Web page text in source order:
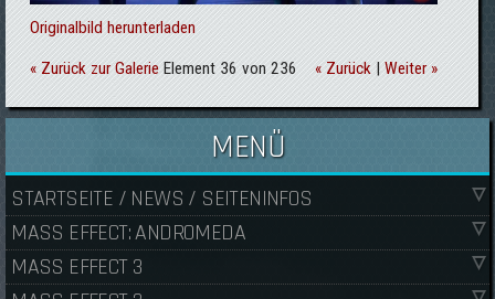
Originalbild herunterladen
« Zurück zur Galerie Element 36 von 236 « Zurück|Weiter »
MENÜ
STARTSEITE / NEWS / SEITENINFOS
MASS EFFECT: ANDROMEDA
MASS EFFECT 3